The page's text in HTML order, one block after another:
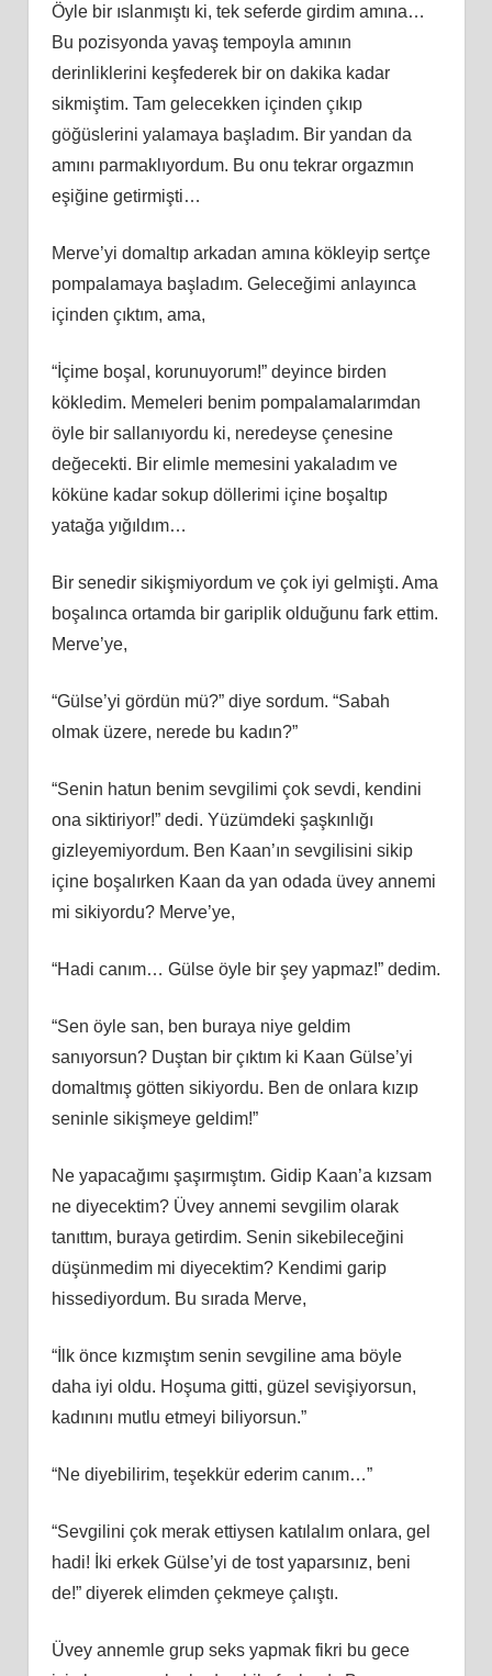
Öyle bir ıslanmıştı ki, tek seferde girdim amına…
Bu pozisyonda yavaş tempoyla amının
derinliklerini keşfederek bir on dakika kadar
sikmiştim. Tam gelecekken içinden çıkıp
göğüslerini yalamaya başladım. Bir yandan da
amını parmaklıyordum. Bu onu tekrar orgazmın
eşiğine getirmişti…
Merve’yi domaltıp arkadan amına kökleyip sertçe
pompalamaya başladım. Geleceğimi anlayınca
içinden çıktım, ama,
“İçime boşal, korunuyorum!” deyince birden
kökledim. Memeleri benim pompalamalarımdan
öyle bir sallanıyordu ki, neredeyse çenesine
değecekti. Bir elimle memesini yakaladım ve
köküne kadar sokup döllerimi içine boşaltıp
yatağa yığıldım…
Bir senedir sikişmiyordum ve çok iyi gelmişti. Ama
boşalınca ortamda bir gariplik olduğunu fark ettim.
Merve’ye,
“Gülse’yi gördün mü?” diye sordum. “Sabah
olmak üzere, nerede bu kadın?”
“Senin hatun benim sevgilimi çok sevdi, kendini
ona siktiriyor!” dedi. Yüzümdeki şaşkınlığı
gizleyemiyordum. Ben Kaan’ın sevgilisini sikip
içine boşalırken Kaan da yan odada üvey annemi
mi sikiyordu? Merve’ye,
“Hadi canım… Gülse öyle bir şey yapmaz!” dedim.
“Sen öyle san, ben buraya niye geldim
sanıyorsun? Duştan bir çıktım ki Kaan Gülse’yi
domaltmış götten sikiyordu. Ben de onlara kızıp
seninle sikişmeye geldim!”
Ne yapacağımı şaşırmıştım. Gidip Kaan’a kızsam
ne diyecektim? Üvey annemi sevgilim olarak
tanıttım, buraya getirdim. Senin sikebileceğini
düşünmedim mi diyecektim? Kendimi garip
hissediyordum. Bu sırada Merve,
“İlk önce kızmıştım senin sevgiline ama böyle
daha iyi oldu. Hoşuma gitti, güzel sevişiyorsun,
kadınını mutlu etmeyi biliyorsun.”
“Ne diyebilirim, teşekkür ederim canım…”
“Sevgilini çok merak ettiysen katılalım onlara, gel
hadi! İki erkek Gülse’yi de tost yaparsınız, beni
de!” diyerek elimden çekmeye çalıştı.
Üvey annemle grup seks yapmak fikri bu gece